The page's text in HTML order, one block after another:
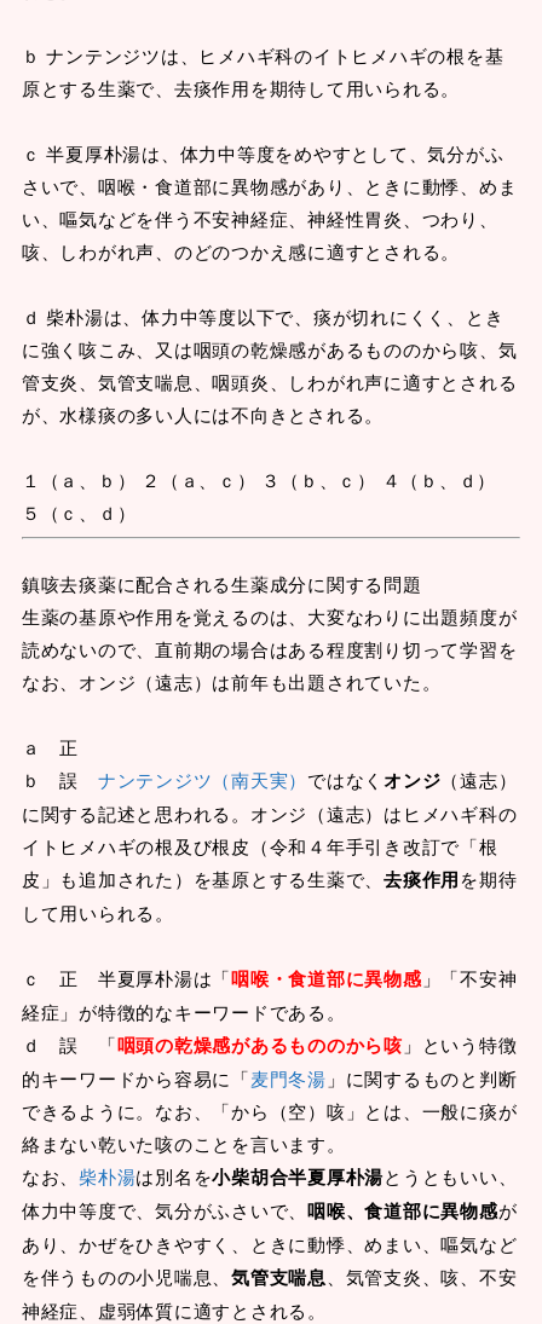
ｂ ナンテンジツは、ヒメハギ科のイトヒメハギの根を基
原とする生薬で、去痰作用を期待して用いられる。
ｃ 半夏厚朴湯は、体力中等度をめやすとして、気分がふ
さいで、咽喉・食道部に異物感があり、ときに動悸、めま
い、嘔気などを伴う不安神経症、神経性胃炎、つわり、
咳、しわがれ声、のどのつかえ感に適すとされる。
ｄ 柴朴湯は、体力中等度以下で、痰が切れにくく、とき
に強く咳こみ、又は咽頭の乾燥感があるもののから咳、気
管支炎、気管支喘息、咽頭炎、しわがれ声に適すとされる
が、水様痰の多い人には不向きとされる。
１（ａ、ｂ） ２（ａ、ｃ） ３（ｂ、ｃ） ４（ｂ、ｄ）
５（ｃ、ｄ）
鎮咳去痰薬に配合される生薬成分に関する問題
生薬の基原や作用を覚えるのは、大変なわりに出題頻度が
読めないので、直前期の場合はある程度割り切って学習を
なお、オンジ（遠志）は前年も出題されていた。
ａ 正
ｂ 誤 ナンテンジツ（南天実） ではなくオンジ （遠志）
に関する記述と思われる。オンジ（遠志）はヒメハギ科の
イトヒメハギの根及び根皮（令和４年手引き改訂で「根
皮」も追加された）を基原とする生薬で、去痰作用を期待
して用いられる。
ｃ 正 半夏厚朴湯は「咽喉・食道部に異物感 」「不安神
経症」が特徴的なキーワードである。
ｄ 誤 「咽頭の乾燥感があるもののから咳 」という特徴
的キーワードから容易に「麦門冬湯 」に関するものと判断
できるように。なお、「から（空）咳」とは、一般に痰が
絡まない乾いた咳のことを言います。
なお、 柴朴湯は別名を小柴胡合半夏厚朴湯とうともいい、
体力中等度で、気分がふさいで、咽喉、食道部に異物感が
あり、かぜをひきやすく、ときに動悸、めまい、嘔気など
を伴うものの小児喘息、気管支喘息 、気管支炎、咳、不安
神経症、虚弱体質に適すとされる。